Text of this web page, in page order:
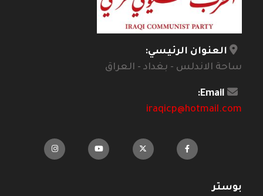
العنوان الرئيسي:
ساحة الاندلس - بغداد - العراق
Email:
iraqicp@hotmail.com
بوستر